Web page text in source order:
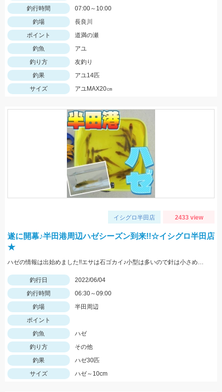
釣行時間
07:00～10:00
釣場
長良川
ポイント
道満の瀬
釣魚
アユ
釣り方
友釣り
釣果
アユ14匹
サイズ
アユMAX20㎝
イシグロ半田店 2433 view
遂に開幕♪半田港周辺ハゼシーズン到来!!☆イシグロ半田店
★
ハゼの情報は出始めました!!エサは石ゴカイ♪小型は多いので針は小さめがオススメです
釣行日
2022/06/04
釣行時間
06:30～09:00
釣場
半田周辺
ポイント
釣魚
ハゼ
釣り方
その他
釣果
ハゼ30匹
サイズ
ハゼ～10cm